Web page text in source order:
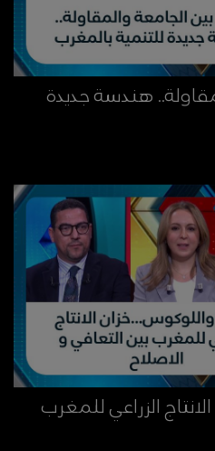
هندسة جديدة
الزراعي للمغرب